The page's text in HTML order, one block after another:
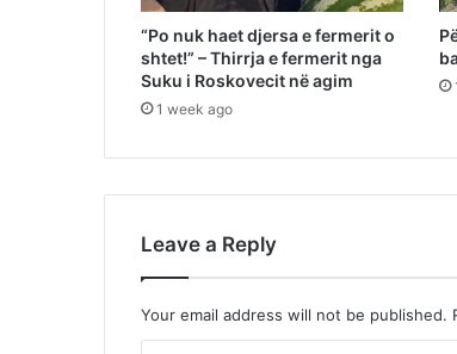
“Po nuk haet djersa e fermerit o
shtet!” – Thirrja e fermerit nga
Suku i Roskovecit në agim
1 week ago
Leave a Reply
Your email address will not be published.